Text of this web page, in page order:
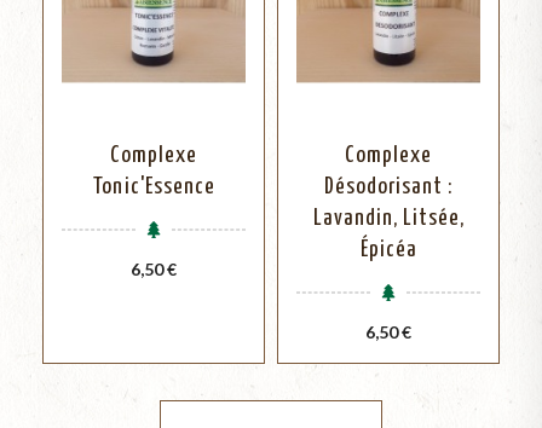
Complexe
Tonic'Essence
Prix
6,50 €
Complexe
Désodorisant :
Lavandin, Litsée,
Épicéa
Prix
6,50 €